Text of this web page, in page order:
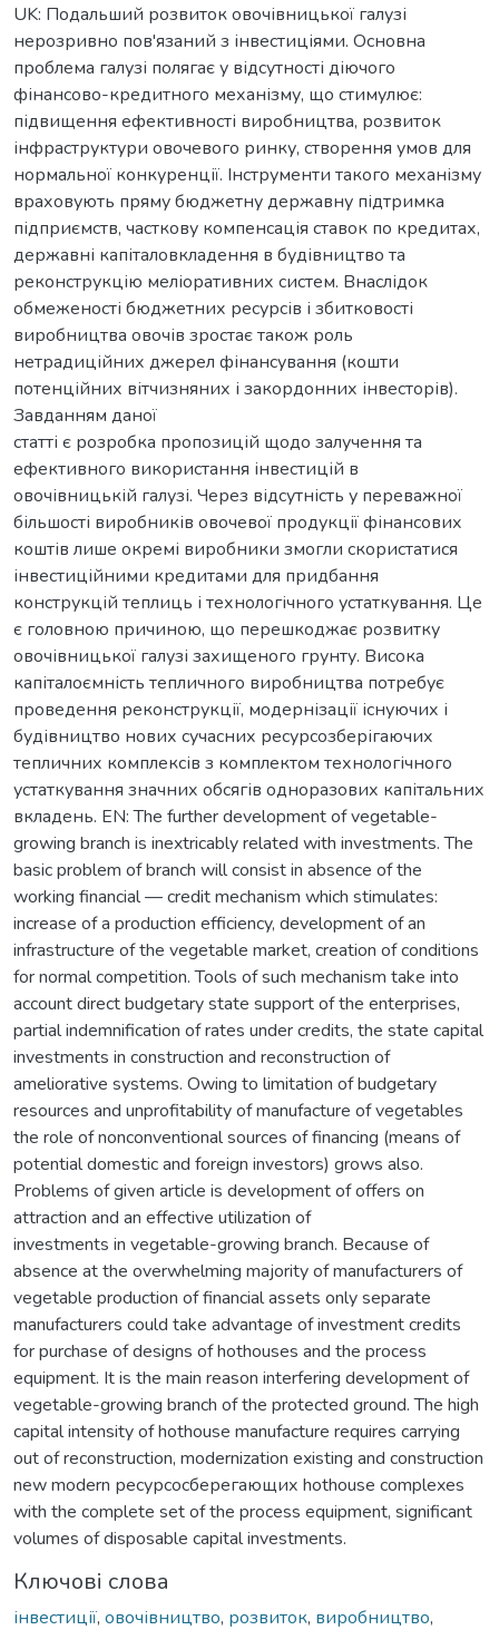
UK: Подальший розвиток овочівницької галузі
нерозривно пов'язаний з інвестиціями. Основна
проблема галузі полягає у відсутності діючого
фінансово-кредитного механізму, що стимулює:
підвищення ефективності виробництва, розвиток
інфраструктури овочевого ринку, створення умов для
нормальної конкуренції. Інструменти такого механізму
враховують пряму бюджетну державну підтримка
підприємств, часткову компенсація ставок по кредитах,
державні капіталовкладення в будівництво та
реконструкцію меліоративних систем. Внаслідок
обмеженості бюджетних ресурсів і збитковості
виробництва овочів зростає також роль
нетрадиційних джерел фінансування (кошти
потенційних вітчизняних і закордонних інвесторів).
Завданням даної
статті є розробка пропозицій щодо залучення та
ефективного використання інвестицій в
овочівницькій галузі. Через відсутність у переважної
більшості виробників овочевої продукції фінансових
коштів лише окремі виробники змогли скористатися
інвестиційними кредитами для придбання
конструкцій теплиць і технологічного устаткування. Це
є головною причиною, що перешкоджає розвитку
овочівницької галузі захищеного грунту. Висока
капіталоємність тепличного виробництва потребує
проведення реконструкції, модернізації існуючих і
будівництво нових сучасних ресурсозберігаючих
тепличних комплексів з комплектом технологічного
устаткування значних обсягів одноразових капітальних
вкладень. EN: The further development of vegetable-
growing branch is inextricably related with investments. The
basic problem of branch will consist in absence of the
working financial — credit mechanism which stimulates:
increase of a production efficiency, development of an
infrastructure of the vegetable market, creation of conditions
for normal competition. Tools of such mechanism take into
account direct budgetary state support of the enterprises,
partial indemnification of rates under credits, the state capital
investments in construction and reconstruction of
ameliorative systems. Owing to limitation of budgetary
resources and unprofitability of manufacture of vegetables
the role of nonconventional sources of financing (means of
potential domestic and foreign investors) grows also.
Problems of given article is development of offers on
attraction and an effective utilization of
investments in vegetable-growing branch. Because of
absence at the overwhelming majority of manufacturers of
vegetable production of financial assets only separate
manufacturers could take advantage of investment credits
for purchase of designs of hothouses and the process
equipment. It is the main reason interfering development of
vegetable-growing branch of the protected ground. The high
capital intensity of hothouse manufacture requires carrying
out of reconstruction, modernization existing and construction
new modern ресурсосберегающих hothouse complexes
with the complete set of the process equipment, significant
volumes of disposable capital investments.
Ключові слова
інвестиції, овочівництво, розвиток, виробництво,